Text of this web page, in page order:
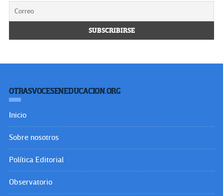
OTRASVOCESENEDUCACION.ORG
Inicio
Sobre nosotros
Política Editorial
Observatorio